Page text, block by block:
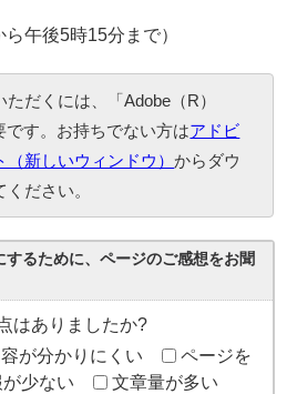
午後5時15分まで）
だくには、「Adobe（R）
です。お持ちでない方はアドビ
（新しいウィンドウ）からダウ
ださい。
するために、ページのご感想をお聞
はありましたか?
が分かりにくい
ページを
少ない 文章量が多い